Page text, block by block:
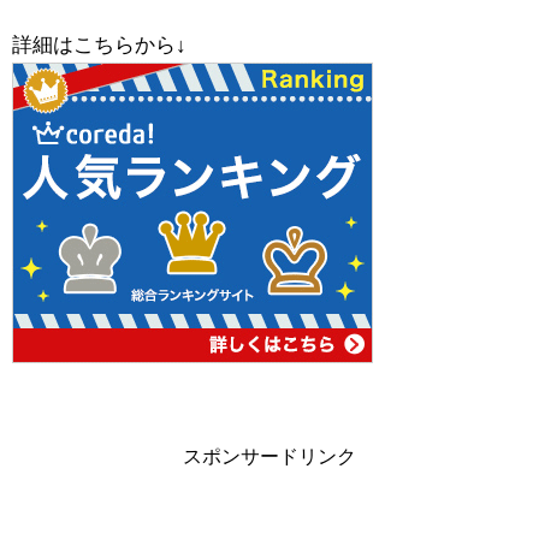
詳細はこちらから↓
スポンサードリンク